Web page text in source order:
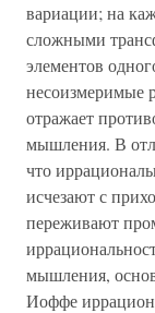
вариации; на
сложными
элементов
несоизмеримые
отражает
мышления. В
что
исчезают с
переживают
мышления,
Иоффе